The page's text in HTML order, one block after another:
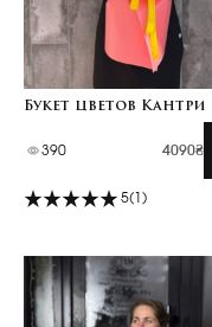
Букет цветов Кантри
390 4090₴
5(1)